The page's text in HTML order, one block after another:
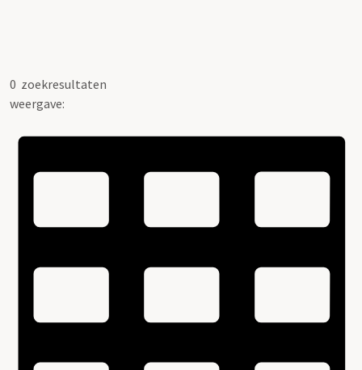
0 zoekresultaten
weergave: